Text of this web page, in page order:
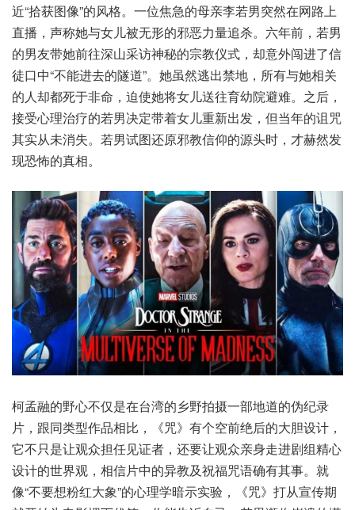
近“拾获图像”的风格。一位焦急的母亲李若男突然在网路上
直播，声称她与女儿被无形的邪恶力量追杀。六年前，若男
的男友带她前往深山采访神秘的宗教仪式，却意外闯进了信
徒口中“不能进去的隧道”。她虽然逃出禁地，所有与她相关
的人却都死于非命，迫使她将女儿送往育幼院避难。之后，
接受心理治疗的若男决定带着女儿重新出发，但当年的诅咒
其实从未消失。若男试图还原邪教信仰的源头时，才赫然发
现恐怖的真相。
柯孟融的野心不仅是在台湾的乡野拍摄一部地道的伪纪录
片，跟同类型作品相比，《咒》有个空前绝后的大胆设计，
它不只是让观众担任见证者，还要让观众亲身走进剧组精心
设计的世界观，相信片中的异教及祝福咒语确有其事。就
像“不要想粉红大象”的心理学暗示实验，《咒》打从宣传期